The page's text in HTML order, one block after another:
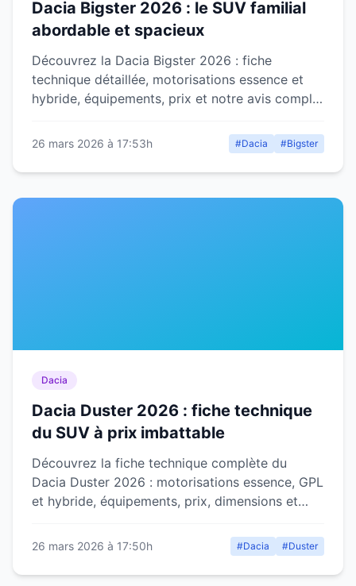
Dacia Bigster 2026 : le SUV familial
abordable et spacieux
Découvrez la Dacia Bigster 2026 : fiche
technique détaillée, motorisations essence et
hybride, équipements, prix et notre avis complet
26 mars 2026 à 17:53h #Dacia #Bigster
Dacia
Dacia Duster 2026 : fiche technique
du SUV à prix imbattable
Découvrez la fiche technique complète du
Dacia Duster 2026 : motorisations essence, GPL
et hybride, équipements, prix, dimensions et
26 mars 2026 à 17:50h #Dacia #Duster